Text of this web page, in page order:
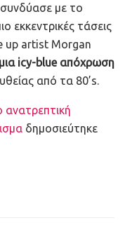
με το
εκκεντρικές τάσεις
up artist Morgan
icy-blue απόχρωση
από τα 80’s.
ανατρεπτική
δημοσιεύτηκε